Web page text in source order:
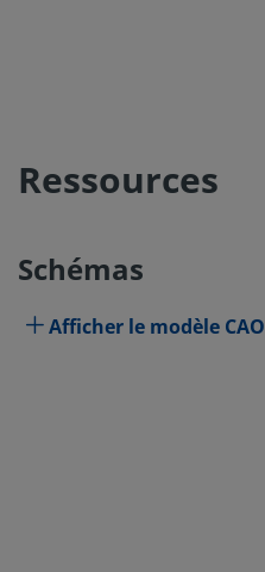
Ressources
Schémas
Afficher le modèle CAO